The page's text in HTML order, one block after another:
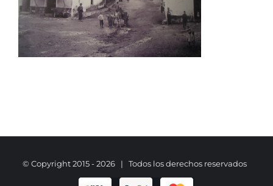
© Copyright 2015 -2026 | Todos los derechos reservados